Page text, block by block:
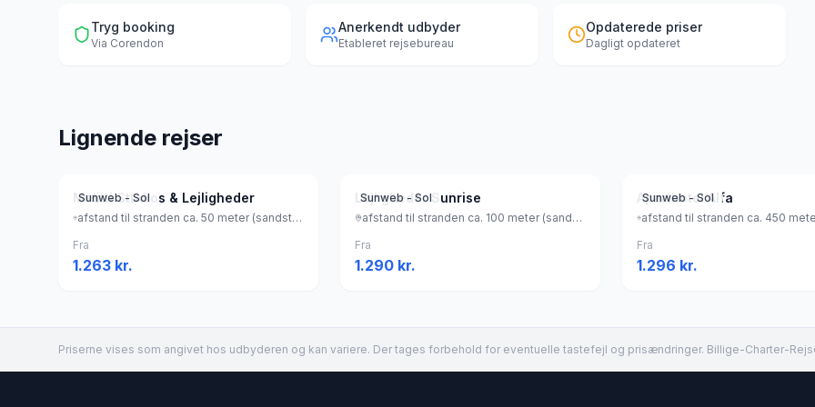
Tryg booking
Via Corendon
Anerkendt udbyder
Etableret rejsebureau
Opdaterede priser
Dagligt opdateret
Lignende rejser
Sunweb - Sol
Melitti Studios & Lejligheder
afstand til stranden ca. 50 meter (sandstrand, liggestole (mod betaling) , parasol (mod betaling) ), Grækenland
Fra
1.263 kr.
Sunweb - Sol
Lejligheder Sunrise
afstand til stranden ca. 100 meter (sandstrand), Grækenland
Fra
1.290 kr.
Sunweb - Sol
Aparthotel Alfa
Fra
1.296 kr.
Priserne vises som angivet hos udbyderen og kan variere. Der tages forbehold for eventuelle tastefejl og prisændringer. Billige-Charter-